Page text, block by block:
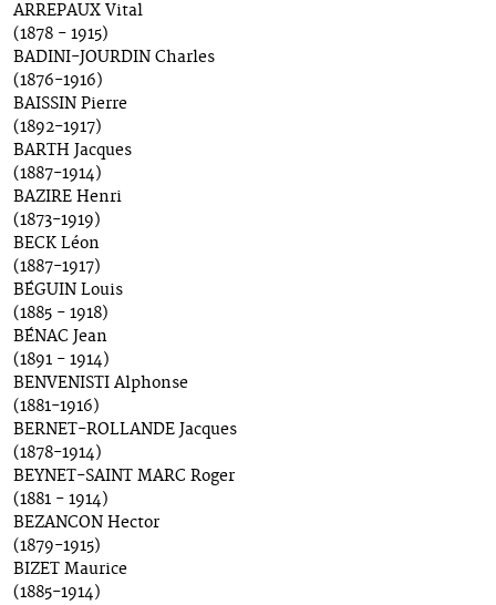
ARREPAUX Vital
(1878 - 1915)
BADINI-JOURDIN Charles
(1876-1916)
BAISSIN Pierre
(1892-1917)
BARTH Jacques
(1887-1914)
BAZIRE Henri
(1873-1919)
BECK Léon
(1887-1917)
BÉGUIN Louis
(1885 - 1918)
BÉNAC Jean
(1891 - 1914)
BENVENISTI Alphonse
(1881-1916)
BERNET-ROLLANDE Jacques
(1878-1914)
BEYNET-SAINT MARC Roger
(1881 - 1914)
BEZANCON Hector
(1879-1915)
BIZET Maurice
(1885-1914)